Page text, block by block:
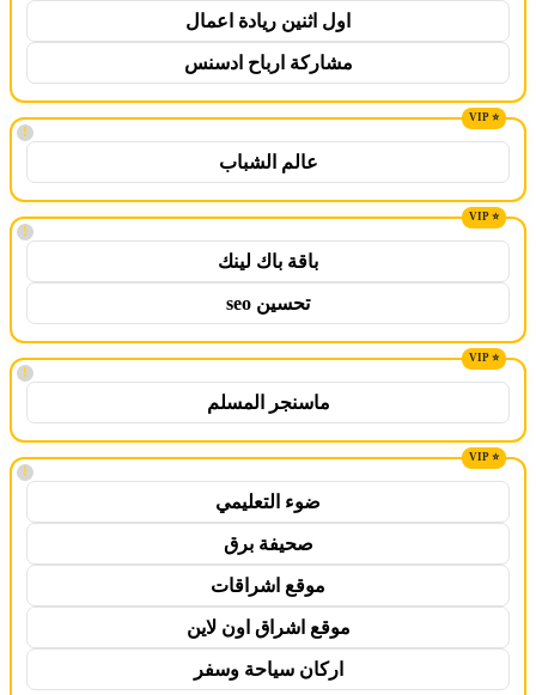
اول اثنين ريادة اعمال
مشاركة ارباح ادسنس
!
عالم الشباب
!
باقة باك لينك
تحسين seo
!
ماسنجر المسلم
!
ضوء التعليمي
صحيفة برق
موقع اشراقات
موقع اشراق اون لاين
اركان سياحة وسفر